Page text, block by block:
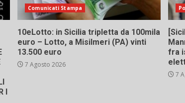
I
Comunicati Stampa
10eLotto: in Sicilia tripletta da 100mila
euro – Lotto, a Misilmeri (PA) vinti
13.500 euro
7 Agosto 2026
fra
7